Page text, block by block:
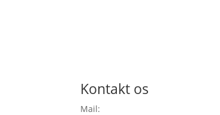
Kontakt os
Mail: